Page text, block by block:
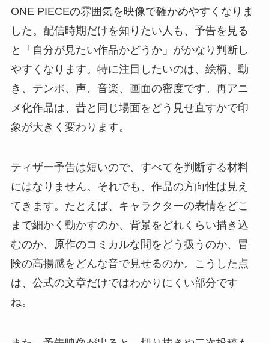
ONE PIECEの雰囲気を映像で確かめやすくなりま
した。配信時期だけを知りたい人も、予告を見る
と「自分が見たい作品かどうか」がかなり判断し
やすくなります。特に注目したいのは、絵柄、動
き、テンポ、声、音楽、画面の密度です。再アニ
メ化作品は、昔と同じ場面をどう見せ直すかで印
象が大きく変わります。
ティザー予告は短いので、すべてを判断する材料
にはなりません。それでも、作品の方向性は見え
てきます。たとえば、キャラクターの表情をどこ
まで細かく動かすのか、背景をどれくらい描き込
むのか、原作のコミカルな間をどう扱うのか、冒
険の高揚感をどんな音で見せるのか。こうした点
は、公式の文章だけではわかりにくい部分です
ね。